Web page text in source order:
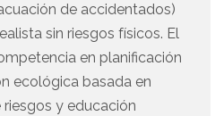
de accidentados)
sin riesgos físicos. El
en planificación
ecológica basada en
y educación